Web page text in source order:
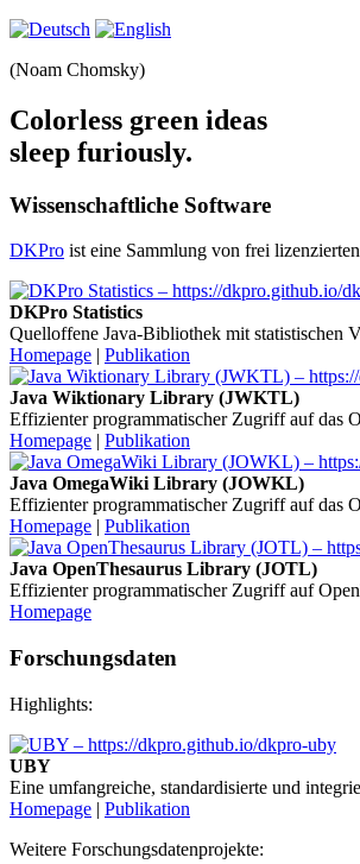
(Noam Chomsky)
Colorless green ideas
sleep furiously.
Wissenschaftliche Software
DKPro ist eine Sammlung von frei
DKPro Statistics
Quelloffene Java-Bibliothek mit statistischen
Homepage | Publikation
Java Wiktionary Library (JWKTL)
Effizienter programmatischer Zugriff auf das
Homepage | Publikation
Java OmegaWiki Library (JOWKL)
Effizienter programmatischer Zugriff auf das
Homepage | Publikation
Java OpenThesaurus Library (JOTL)
Effizienter programmatischer Zugriff auf
Homepage
Forschungsdaten
Highlights:
UBY
Eine umfangreiche, standardisierte und
Homepage | Publikation
Weitere Forschungsdatenprojekte: